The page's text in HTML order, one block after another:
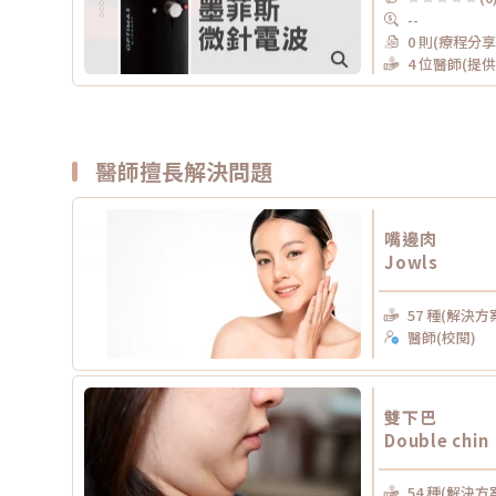
--
0 則(療程分
4 位醫師(提
醫師擅長解決問題
嘴邊肉
Jowls
57 種(解決方
醫師(校閱)
雙下巴
Double chin